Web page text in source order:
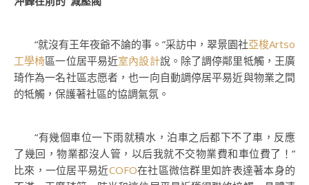
“就沒有王年夜爺不論的事。”采訪中，翠景園社亞梭Artso
工學椅區一位居平易近室內設計說。除了調停鄰里牴觸，王廣
琦作為一名社區志愿者，也一向自動調停居平易近與物業之間
的牴觸，保護著社區的協調氣氛。
“有幾個車位一下雨就積水，泊車之后都下不了車，反應
了幾回，物業都沒人管，以后我就不交物業費和車位費了！”
比來，一位居平易近COFO在社區微信群里如許表達著本身的